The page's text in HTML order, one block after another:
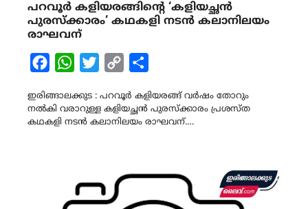
പറവൂർ കളിയരങ്ങിൻ്റെ ‘കളിയച്ഛൻ
പുരസ്ക്കാരം’ കഥകളി നടൻ കലാനിലയം
രാഘവന്
FacebookWhatsAppTwitterCopy
ഇരിങ്ങാലക്കുട : പറവൂർ കളിയരങ്ങ് വർഷം തോറും
നൽകി വരാറുള്ള കളിയച്ഛൻ പുരസ്ക്കാരം പ്രശസ്ത
കഥകളി നടൻ കലാനിലയം രാഘവന്.…